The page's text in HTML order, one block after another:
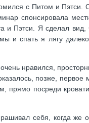
с Питом и Пэтси.
спонсировала
и Пэтси. Я сделал вид,
и спать я лягу
нравился,
позже, первое
прямо посреди
себя, когда же